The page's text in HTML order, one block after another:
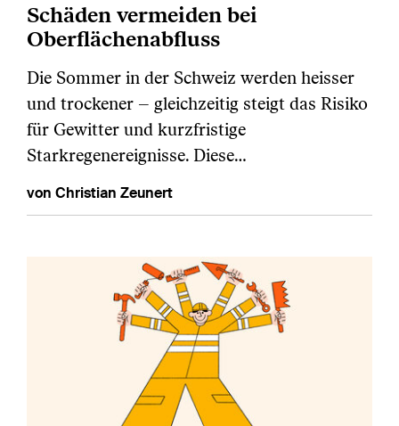
Schäden vermeiden bei
Oberflächenabfluss
Die Sommer in der Schweiz werden heisser
und trockener – gleichzeitig steigt das Risiko
für Gewitter und kurzfristige
Starkregenereignisse. Diese…
von Christian Zeunert